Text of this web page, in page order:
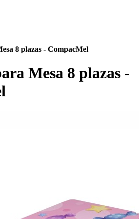
8 plazas - CompacMel
Mesa 8 plazas -